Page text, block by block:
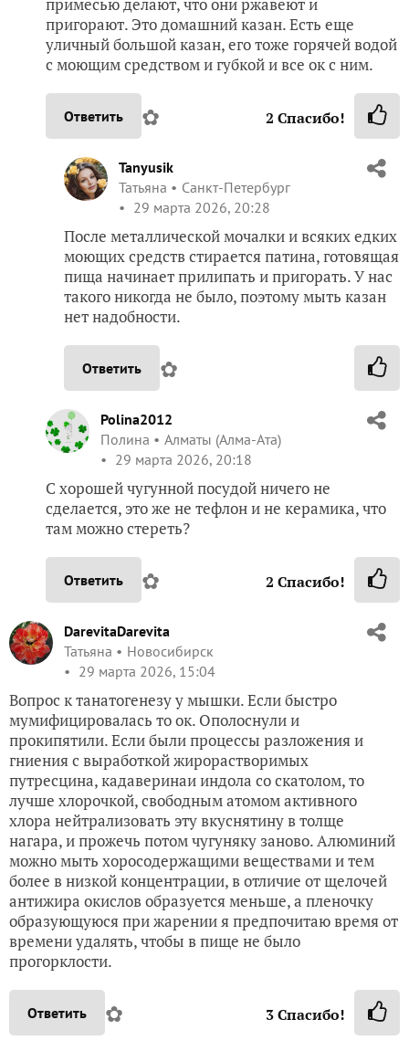
пригорают. Это домашний казан. Есть еще
уличный большой казан, его тоже горячей водой
с моющим средством и губкой и все ок с ним.
Ответить ✿ 2 Спасибо!
Tanyusik
Татьяна
Санкт-Петербург
29 марта 2026, 20:28
После металлической мочалки и всяких едких
моющих средств стирается патина, готовящая
пища начинает прилипать и пригорать. У нас
такого никогда не было, поэтому мыть казан
нет надобности.
Ответить ✿
Polina2012
Полина
Алматы (Алма-Ата)
29 марта 2026, 20:18
С хорошей чугунной посудой ничего не
сделается, это же не тефлон и не керамика, что
там можно стереть?
Ответить ✿ 2 Спасибо!
DarevitaDarevita
Татьяна
Новосибирск
29 марта 2026, 15:04
Вопрос к танатогенезу у мышки. Если быстро
мумифицировалась то ок. Ополоснули и
прокипятили. Если были процессы разложения и
гниения с выработкой жирорастворимых
путресцина, кадаверинаи индола со скатолом, то
лучше хлорочкой, свободным атомом активного
хлора нейтрализовать эту вкуснятину в толще
нагара, и прожечь потом чугуняку заново. Алюминий
можно мыть хоросодержащими веществами и тем
более в низкой концентрации, в отличие от щелочей
антижира окислов образуется меньше, а пленочку
образующуюся при жарении я предпочитаю время от
времени удалять, чтобы в пище не было
прогорклости.
Ответить ✿ 3Спасибо!